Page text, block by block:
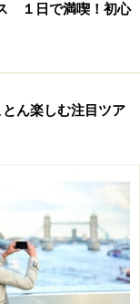
にお金が消えて
お金をかけずに
ンドンの面白い
ンドンの裏ワザ
観光客でも気軽
をご確認くださ
１日で満喫！初心
ん楽しむ注目ツア